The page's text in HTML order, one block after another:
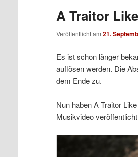
A Traitor
Veröffentlicht am 21.
Es ist schon länger
auflösen werden. Die
dem Ende zu.
Nun haben A Traitor
Musikvideo